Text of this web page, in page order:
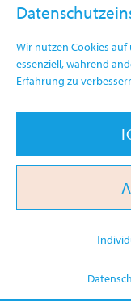
Wir nutzen Cookies
essenziell, während
Erfahrung zu